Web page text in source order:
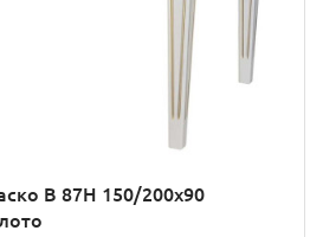
В 87Н 150/200х90